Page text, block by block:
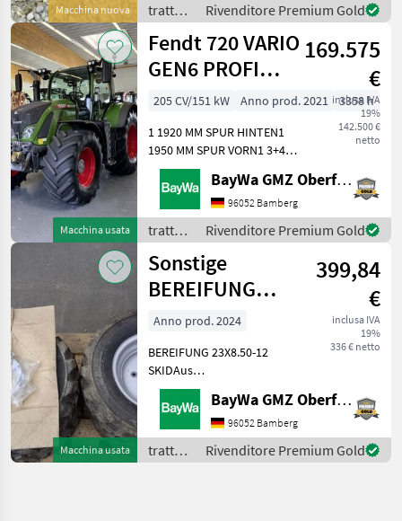
Macchina nuova
trattori
/ Fendt
Rivenditore Premium Gold
Macchina usata
Fendt 720 VARIO
GEN6 PROFI
PLUS
169.575
€
inclusa IVA
19%
142.500 €
netto
205 CV/151 kW Anno prod. 2021
3358 h
1 1920 MM SPUR HINTEN1
1950 MM SPUR VORN1 3+4
KREIS/MEHRFACHK.SCHLEPP1
40 KM/H - AUSFÜHRUNG1
AB-SCHEINWERFER A-
SÄULE+KOTFLÜGEL HINTEN
LED1 AB-SCHEINWERFER
DACH HINTE
BayWa GMZ Oberfranken
96052 Bamberg
trattori
/ Fendt
Rivenditore Premium Gold
Macchina usata
Sonstige
BEREIFUNG
23X8.50-12 SKI
399,84
€
inclusa IVA
19%
336 € netto
Anno prod. 2024
BEREIFUNG 23X8.50-12
SKIDAus
Umbereifung.Lagerort
BayWa Döbeln. trattori Altri
BayWa GMZ Oberfranken
96052 Bamberg
trattori
/
Rivenditore Premium Gold